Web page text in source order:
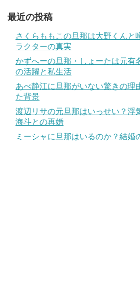
最近の投稿
さくらももこの旦那は大野くんと
ラクターの真実
かずへーの旦那・しょーたは元有
の活躍と私生活
あべ静江に旦那がいない驚きの理
た背景
渡辺リサの元旦那はいっせい？浮
海斗との再婚
ミーシャに旦那はいるのか？結婚